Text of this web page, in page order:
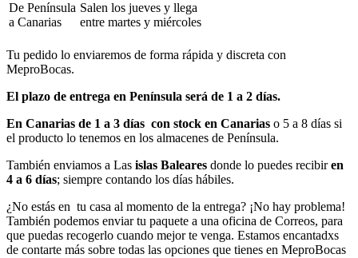
De Península
a Canarias
Salen los jueves y llega
entre martes y miércoles
Tu pedido lo enviaremos de forma rápida y discreta con
MeproBocas.
El plazo de entrega en Península será de 1 a 2 días.
En Canarias de 1 a 3 días con stock en Canarias o 5 a 8 días si
el producto lo tenemos en los almacenes de Península.
También enviamos a Las islas Baleares donde lo puedes recibiren
4 a 6 días; siempre contando los días hábiles.
¿No estás en tu casa al momento de la entrega? ¡No hay problema!
También podemos enviar tu paquete a una oficina de Correos, para
que puedas recogerlo cuando mejor te venga. Estamos encantadxs
de contarte más sobre todas las opciones que tienes en MeproBocas